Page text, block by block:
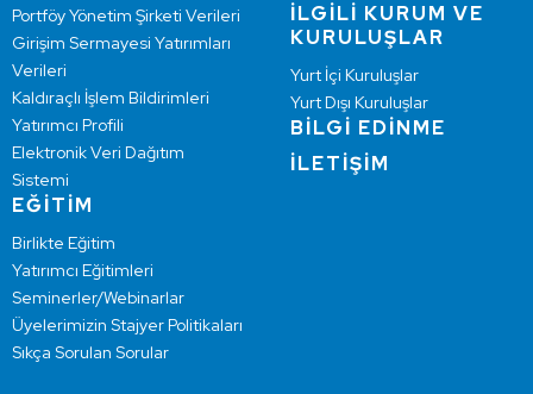
Portföy Yönetim Şirketi Verileri
Girişim Sermayesi Yatırımları
Verileri
Kaldıraçlı İşlem Bildirimleri
Yatırımcı Profili
Elektronik Veri Dağıtım
Sistemi
EĞİTİM
Birlikte Eğitim
Yatırımcı Eğitimleri
Seminerler/Webinarlar
Üyelerimizin Stajyer Politikaları
Sıkça Sorulan Sorular
İLGİLİ KURUM VE
KURULUŞLAR
Yurt İçi Kuruluşlar
Yurt Dışı Kuruluşlar
BİLGİ EDİNME
İLETİŞİM